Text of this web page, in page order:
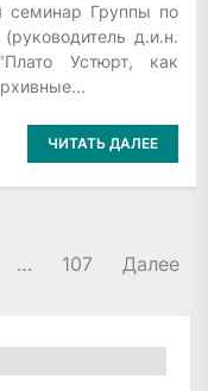
семинар Группы по
д.и.н.
Устюрт, как
ЧИТАТЬ ДАЛЕЕ
… 107 Далее